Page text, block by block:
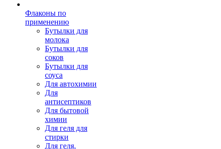
Флаконы по
применению
Бутылки для
молока
Бутылки для
соков
Бутылки для
соуса
Для автохимии
Для
антисептиков
Для бытовой
химии
Для геля для
стирки
Для геля,